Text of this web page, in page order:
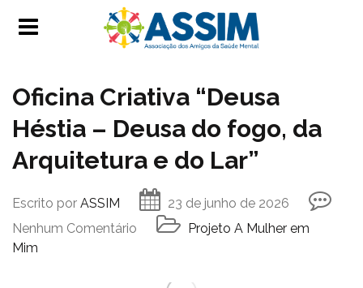
Oficina Criativa “Deusa
Héstia – Deusa do fogo, da
Arquitetura e do Lar”
Escrito por ASSIM
23 de junho de 2026
Nenhum Comentário
Projeto A Mulher em
Mim